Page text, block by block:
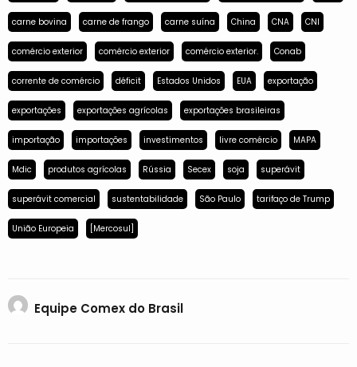
carne bovina carne de frango carne suína China CNA CNI
comércio exterior comércio exterior comércio exterior. Conab
corrente de comércio déficit Estados Unidos EUA exportação
exportações exportações agrícolas exportações brasileiras
importação importações investimentos livre comércio MAPA
Mdic produtos agrícolas Rússia Secex soja superávit
superávit comercial sustentabilidade São Paulo tarifaço de Trump
União Europeia [Mercosul]
Equipe Comex do Brasil